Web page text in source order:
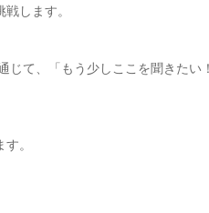
します。
じて、「もう少しここを聞きたい
。